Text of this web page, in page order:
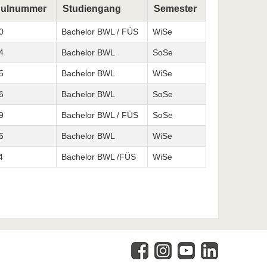
Studiengang Semester
Bachelor BWL / FÜS WiSe
Bachelor BWL SoSe
Bachelor BWL WiSe
Bachelor BWL SoSe
Bachelor BWL / FÜS SoSe
Bachelor BWL WiSe
Bachelor BWL /FÜS WiSe